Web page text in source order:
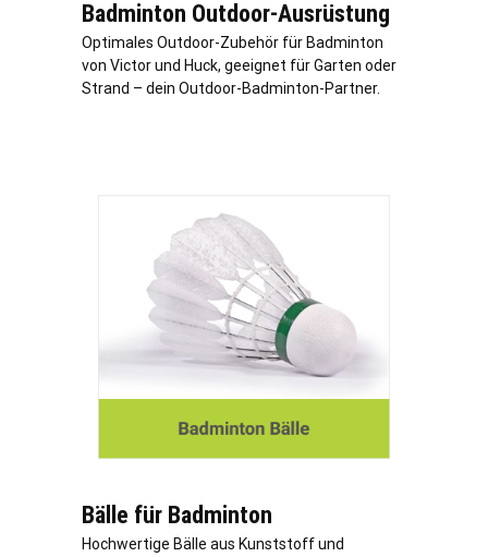
Badminton Outdoor-Ausrüstung
Optimales Outdoor-Zubehör für Badminton
von Victor und Huck, geeignet für Garten oder
Strand – dein Outdoor-Badminton-Partner.
Bälle für Badminton
Hochwertige Bälle aus Kunststoff und